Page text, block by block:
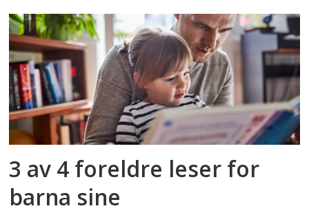
3 av 4 foreldre leser for
barna sine